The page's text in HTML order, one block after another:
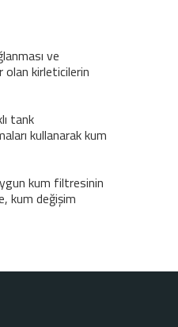
ve
olan kirleticilerin
tank
kullanarak kum
kum filtresinin
kum değişim